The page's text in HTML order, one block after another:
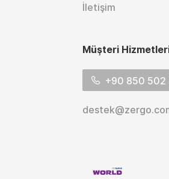
İletişim
Müşteri
+90 850 502